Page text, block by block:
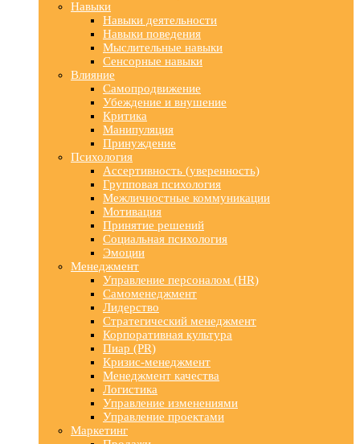
Навыки
Навыки деятельности
Навыки поведения
Мыслительные навыки
Сенсорные навыки
Влияние
Самопродвижение
Убеждение и внушение
Критика
Манипуляция
Принуждение
Психология
Ассертивность (уверенность)
Групповая психология
Межличностные коммуникации
Мотивация
Принятие решений
Социальная психология
Эмоции
Менеджмент
Управление персоналом (HR)
Самоменеджмент
Лидерство
Стратегический менеджмент
Корпоративная культура
Пиар (PR)
Кризис-менеджмент
Менеджмент качества
Логистика
Управление изменениями
Управление проектами
Маркетинг